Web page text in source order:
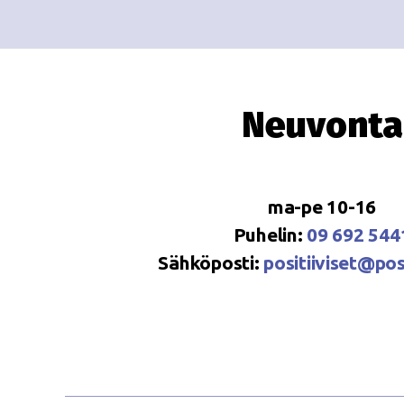
Neuvonta
ma-pe 10-16
Puhelin: 09 692
Sähköposti: